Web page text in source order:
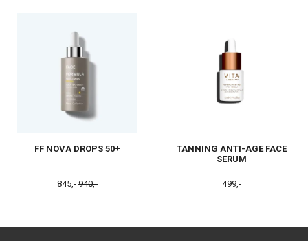
FF NOVA DROPS 50+
845,- 940,-
TANNING ANTI-AGE FACE
SERUM
499,-